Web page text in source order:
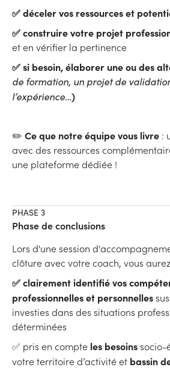
✅ déceler vos ressources et
✅ construire votre projet
et en vérifier la pertinence
✅ si besoin, élaborer une ou des
de formation, un projet de
l’expérience…)
✏️ Ce que notre équipe vous livre :
avec des ressources
une plateforme dédiée !
PHASE 3
Phase de conclusions
Lors d'une session
clôture avec votre coach, vous
✅ clairement identifié vos
professionnelles et personnelles
investies dans des situations
déterminées
✅ pris en compte les besoinssocio-
votre territoire d’activité et bassin